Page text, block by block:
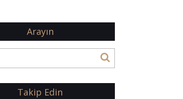
Arayın
Takip Edin